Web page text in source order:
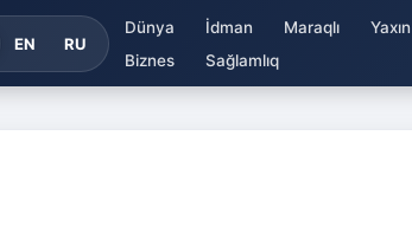
EN RU
Dünya İdman Maraqlı
Biznes
Sağlamlıq